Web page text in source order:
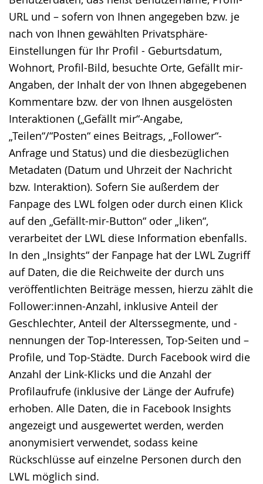
URL und – sofern von Ihnen angegeben bzw. je
nach von Ihnen gewählten Privatsphäre-
Einstellungen für Ihr Profil - Geburtsdatum,
Wohnort, Profil-Bild, besuchte Orte, Gefällt mir-
Angaben, der Inhalt der von Ihnen abgegebenen
Kommentare bzw. der von Ihnen ausgelösten
Interaktionen („Gefällt mir“-Angabe,
„Teilen“/“Posten“ eines Beitrags, „Follower“-
Anfrage und Status) und die diesbezüglichen
Metadaten (Datum und Uhrzeit der Nachricht
bzw. Interaktion). Sofern Sie außerdem der
Fanpage des LWL folgen oder durch einen Klick
auf den „Gefällt-mir-Button“ oder „liken“,
verarbeitet der LWL diese Information ebenfalls.
In den „Insights“ der Fanpage hat der LWL Zugriff
auf Daten, die die Reichweite der durch uns
veröffentlichten Beiträge messen, hierzu zählt die
Follower:innen-Anzahl, inklusive Anteil der
Geschlechter, Anteil der Alterssegmente, und -
nennungen der Top-Interessen, Top-Seiten und –
Profile, und Top-Städte. Durch Facebook wird die
Anzahl der Link-Klicks und die Anzahl der
Profilaufrufe (inklusive der Länge der Aufrufe)
erhoben. Alle Daten, die in Facebook Insights
angezeigt und ausgewertet werden, werden
anonymisiert verwendet, sodass keine
Rückschlüsse auf einzelne Personen durch den
LWL möglich sind.